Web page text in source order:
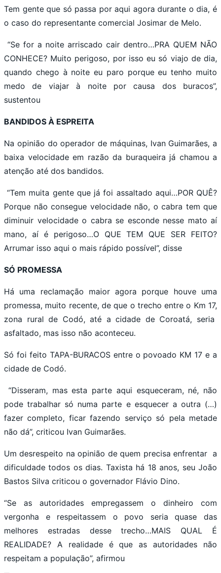
Tem gente que só passa por aqui agora durante o dia, é
o caso do representante comercial Josimar de Melo.
“Se for a noite arriscado cair dentro…PRA QUEM NÃO
CONHECE? Muito perigoso, por isso eu só viajo de dia,
quando chego à noite eu paro porque eu tenho muito
medo de viajar à noite por causa dos buracos”,
sustentou
BANDIDOS À ESPREITA
Na opinião do operador de máquinas, Ivan Guimarães, a
baixa velocidade em razão da buraqueira já chamou a
atenção até dos bandidos.
“Tem muita gente que já foi assaltado aqui…POR QUÊ?
Porque não consegue velocidade não, o cabra tem que
diminuir velocidade o cabra se esconde nesse mato aí
mano, aí é perigoso…O QUE TEM QUE SER FEITO?
Arrumar isso aqui o mais rápido possível”, disse
SÓ PROMESSA
Há uma reclamação maior agora porque houve uma
promessa, muito recente, de que o trecho entre o Km 17,
zona rural de Codó, até a cidade de Coroatá, seria
asfaltado, mas isso não aconteceu.
Só foi feito TAPA-BURACOS entre o povoado KM 17 e a
cidade de Codó.
“Disseram, mas esta parte aqui esqueceram, né, não
pode trabalhar só numa parte e esquecer a outra (…)
fazer completo, ficar fazendo serviço só pela metade
não dá”, criticou Ivan Guimarães.
Um desrespeito na opinião de quem precisa enfrentar a
dificuldade todos os dias. Taxista há 18 anos, seu João
Bastos Silva criticou o governador Flávio Dino.
“Se as autoridades empregassem o dinheiro com
vergonha e respeitassem o povo seria quase das
melhores estradas desse trecho…MAIS QUAL É
REALIDADE? A realidade é que as autoridades não
respeitam a população”, afirmou